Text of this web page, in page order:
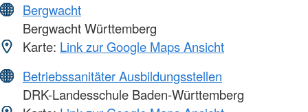
Bergwacht
Bergwacht Württemberg
Karte: Link zur Google Maps Ansicht
Betriebssanitäter Ausbildungsstellen
DRK-Landesschule Baden-Württemberg